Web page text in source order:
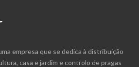
empresa que se dedica à distribuição
casa e jardim e controlo de pragas